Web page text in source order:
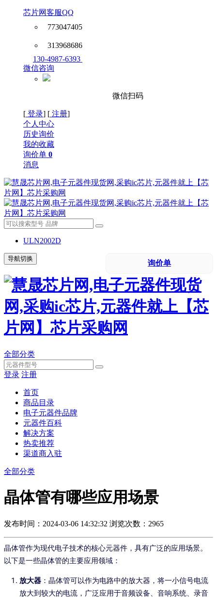
芯片网客服QQ
773047405
313968686
130-4987-6393
微信咨询
微信扫码
[ 登录] [ 注册]
个人中心
历史询价
我的收藏
询价单 0
消息
ULN2002D
询价单
导航切换
全部分类
登录 注册
首页
商品目录
电子元器件品牌
元器件百科
解决方案
热卖推荐
渠道商入驻
全部分类
晶体管有哪些应用场景
发布时间：2024-03-06 14:32:32 浏览次数：2965
晶体管作为现代电子技术的核心元器件，具有广泛的应用场景。
以下是一些晶体管的主要应用领域：
放大器 ：晶体管可以作为电路中的放大器，将一小信号电流
放大到较大的电流，广泛应用于音频设备、音响系统、录音